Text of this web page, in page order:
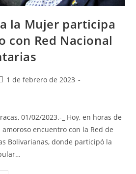
la Mujer participa
con Red Nacional
1 de febrero de 2023
01/02/2023.-_ Hoy, en horas de
encuentro con la Red de
Bolivarianas, donde participó la